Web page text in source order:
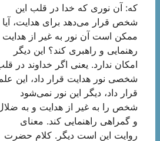
كه: آن نوری كه خدا در قلب این
شخص قرار می‌دهد برای هدایت، آیا
ممكن است آن نور به غیر از هدایت
رهنمایی و راهبری كند؟ این دیگر
امكان ندارد. یعنی اگر خداوند در قلب
شخصی نور هدایت قرار داد، این علم
قرار داد، دیگر این نور نمی‌شود
شخص را به غیر از هدایت و به ضلال
و گمراهی راهنمایی كند. معنای
روایت این است دیگر. كلام حضرت